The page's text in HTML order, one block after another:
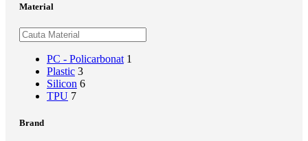
Material
PC - Policarbonat 1
Plastic 3
Silicon 6
TPU 7
Brand